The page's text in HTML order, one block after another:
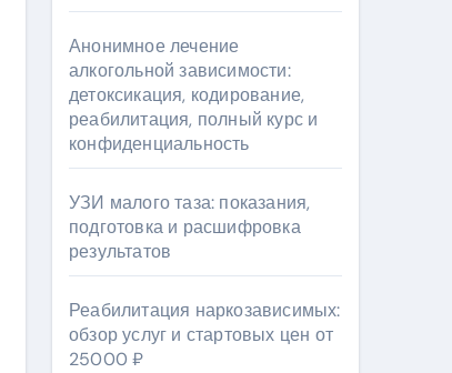
Анонимное лечение
алкогольной зависимости:
детоксикация, кодирование,
реабилитация, полный курс и
конфиденциальность
УЗИ малого таза: показания,
подготовка и расшифровка
результатов
Реабилитация наркозависимых:
обзор услуг и стартовых цен от
25000 ₽